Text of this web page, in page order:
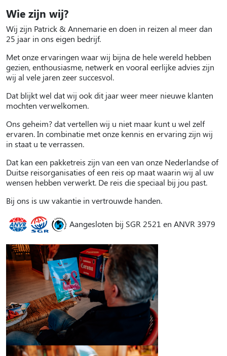
Wie zijn wij?
Wij zijn Patrick & Annemarie en doen in reizen al meer dan
25 jaar in ons eigen bedrijf.
Met onze ervaringen waar wij bijna de hele wereld hebben
gezien, enthousiasme, netwerk en vooral eerlijke advies zijn
wij al vele jaren zeer succesvol.
Dat blijkt wel dat wij ook dit jaar weer meer nieuwe klanten
mochten verwelkomen.
Ons geheim? dat vertellen wij u niet maar kunt u wel zelf
ervaren. In combinatie met onze kennis en ervaring zijn wij
in staat u te verrassen.
Dat kan een pakketreis zijn van een van onze Nederlandse of
Duitse reisorganisaties of een reis op maat waarin wij al uw
wensen hebben verwerkt. De reis die speciaal bij jou past.
Bij ons is uw vakantie in vertrouwde handen.
Aangesloten bij SGR 2521 en ANVR 3979